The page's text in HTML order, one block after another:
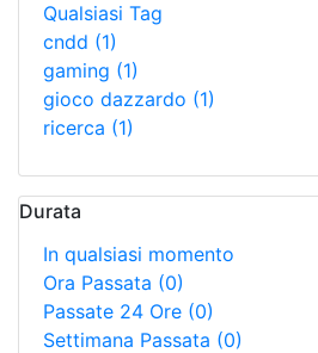
Qualsiasi Tag
cndd (1)
gaming (1)
gioco dazzardo (1)
ricerca (1)
Durata
In qualsiasi momento
Ora Passata (0)
Passate 24 Ore (0)
Settimana Passata (0)